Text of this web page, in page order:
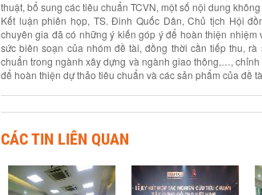
thuật, bổ sung các tiêu chuẩn TCVN, một số nội dung
Kết luận phiên họp, TS. Đinh Quốc Dân, Chủ tịch Hội
chuyên gia đã có những ý kiến góp ý để hoàn thiện
sức biên soạn của nhóm đề tài, đồng thời cần tiếp thu,
chuẩn trong ngành xây dựng và ngành giao thông,…,
để hoàn thiện dự thảo tiêu chuẩn và các sản phẩm của đề
CÁC TIN LIÊN QUAN